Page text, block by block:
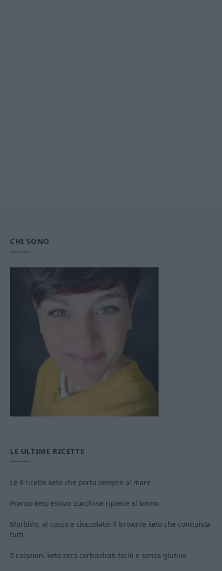
CHI SONO
LE ULTIME RICETTE
Le 6 ricette keto che porto sempre al mare
Pranzo keto estivo: zucchine ripiene al tonno
Morbido, al cocco e cioccolato: il brownie keto che conquista
tutti
5 colazioni keto zero carboidrati facili e senza glutine